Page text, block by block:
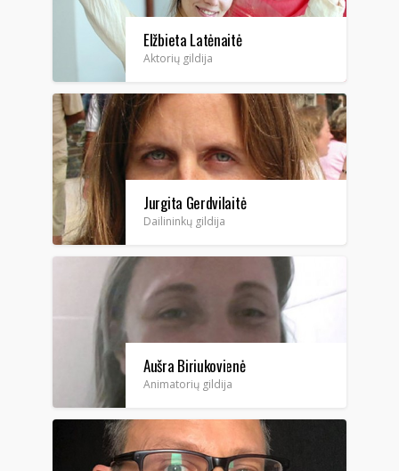
Elžbieta Latėnaitė
Aktorių gildija
Jurgita Gerdvilaitė
Dailininkų gildija
Aušra Biriukovienė
Animatorių gildija